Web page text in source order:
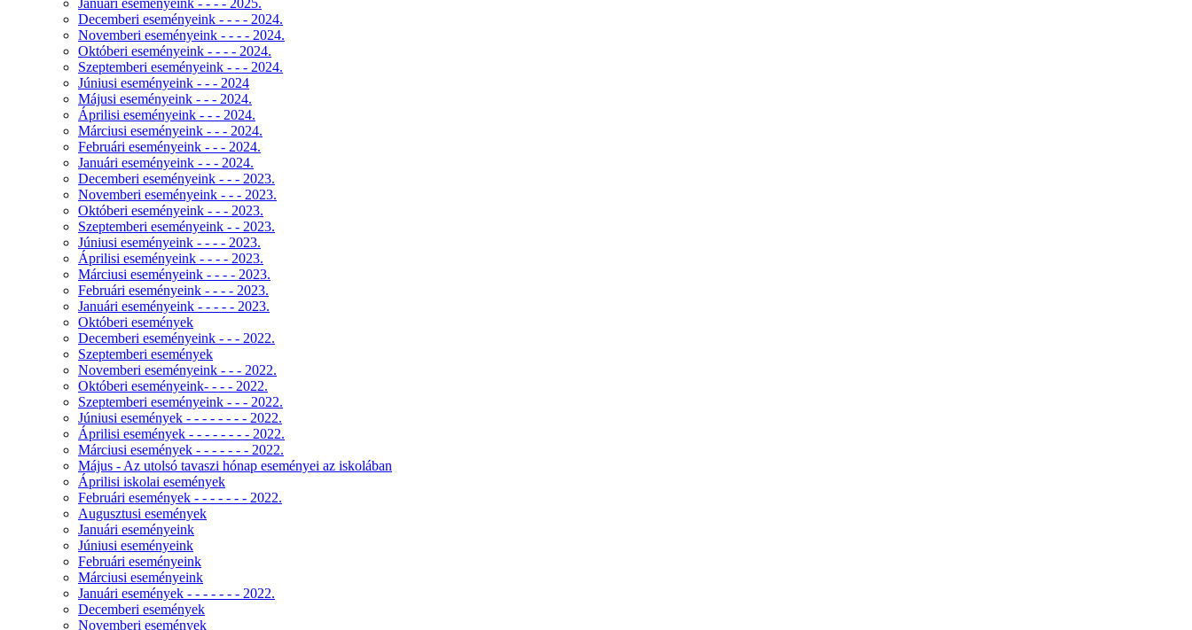
Decemberi eseményeink - - - - 2024.
Novemberi eseményeink - - - - 2024.
Októberi eseményeink - - - - 2024.
Szeptemberi eseményeink - - - 2024.
Júniusi eseményeink - - - 2024
Májusi eseményeink - - - 2024.
Áprilisi eseményeink - - - 2024.
Márciusi eseményeink - - - 2024.
Februári eseményeink - - - 2024.
Januári eseményeink - - - 2024.
Decemberi eseményeink - - - 2023.
Novemberi eseményeink - - - 2023.
Októberi eseményeink - - - 2023.
Szeptemberi eseményeink - - 2023.
Júniusi eseményeink - - - - 2023.
Áprilisi eseményeink - - - - 2023.
Márciusi eseményeink - - - - 2023.
Februári eseményeink - - - - 2023.
Januári eseményeink - - - - - 2023.
Októberi események
Decemberi eseményeink - - - 2022.
Szeptemberi események
Novemberi eseményeink - - - 2022.
Októberi eseményeink- - - - 2022.
Szeptemberi eseményeink - - - 2022.
Júniusi események - - - - - - - - 2022.
Áprilisi események - - - - - - - - 2022.
Márciusi események - - - - - - - 2022.
Május - Az utolsó tavaszi hónap eseményei az iskolában
Áprilisi iskolai események
Februári események - - - - - - - 2022.
Augusztusi események
Januári eseményeink
Júniusi eseményeink
Februári eseményeink
Márciusi eseményeink
Januári események - - - - - - - 2022.
Decemberi események
Novemberi események